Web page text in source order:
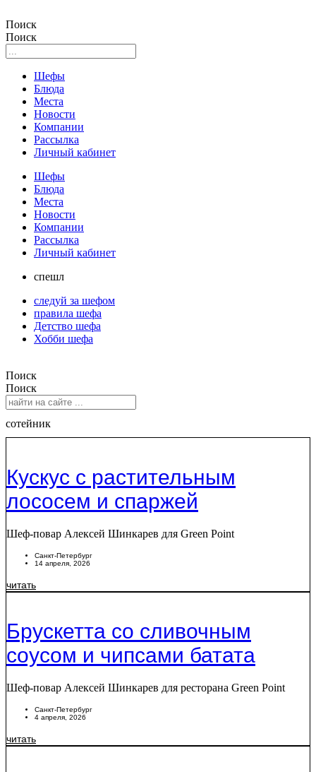
Поиск
Поиск
Шефы
Блюда
Места
Новости
Компании
Рассылка
Личный кабинет
Шефы
Блюда
Места
Новости
Компании
Рассылка
Личный кабинет
спешл
следуй за шефом
правила шефа
Детство шефа
Хобби шефа
Поиск
Поиск
сотейник
Кускус с растительным
лососем и спаржей
Шеф-повар Алексей Шинкарев для Green Point
Санкт-Петербург
14 апреля, 2026
читать
Брускетта со сливочным
соусом и чипсами батата
Шеф-повар Алексей Шинкарев для ресторана Green Point
Санкт-Петербург
4 апреля, 2026
читать